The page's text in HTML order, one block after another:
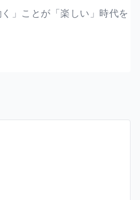
」ことが「楽しい」時代を